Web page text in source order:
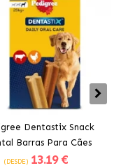
Dentastix Snack
Barras Para Cães
Grandes +25 kg
(DESDE) 13.19 €